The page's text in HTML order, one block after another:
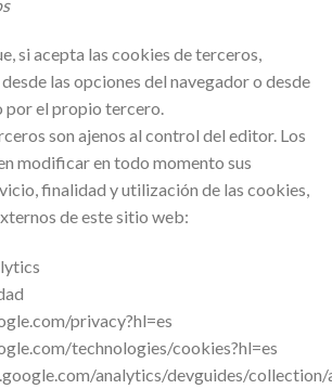
si acepta las cookies de terceros,
las opciones del navegador o desde
por el propio tercero.
son ajenos al control del editor. Los
modificar en todo momento sus
finalidad y utilización de las cookies,
de este sitio web:
privacy?hl=es
technologies/cookies?hl=es
analytics/devguides/